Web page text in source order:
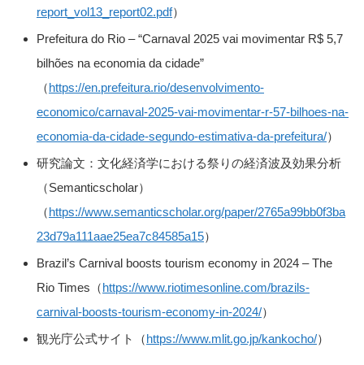
report_vol13_report02.pdf）
Prefeitura do Rio – “Carnaval 2025 vai movimentar R$ 5,7
bilhões na economia da cidade”
（ https://en.prefeitura.rio/desenvolvimento-
economico/carnaval-2025-vai-movimentar-r-57-bilhoes-na-
economia-da-cidade-segundo-estimativa-da-prefeitura/）
研究論文：文化経済学における祭りの経済波及効果分析
（Semanticscholar）
（ https://www.semanticscholar.org/paper/2765a99bb0f3ba
23d79a111aae25ea7c84585a15）
Brazil’s Carnival boosts tourism economy in 2024 – The
Rio Times（ https://www.riotimesonline.com/brazils-
carnival-boosts-tourism-economy-in-2024/）
観光庁公式サイト（ https://www.mlit.go.jp/kankocho/）